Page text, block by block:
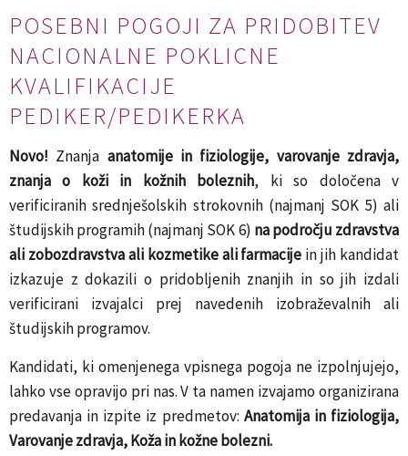
POSEBNI POGOJI ZA PRIDOBITEV
NACIONALNE POKLICNE
KVALIFIKACIJE
PEDIKER/PEDIKERKA
Novo! Znanja anatomije in fiziologije, varovanje zdravja,
znanja o koži in kožnih boleznih, ki so določena v
verificiranih srednješolskih strokovnih (najmanj SOK 5) ali
študijskih programih (najmanj SOK 6) na področju zdravstva
ali zobozdravstva ali kozmetike ali farmacije in jih kandidat
izkazuje z dokazili o pridobljenih znanjih in so jih izdali
verificirani izvajalci prej navedenih izobraževalnih ali
študijskih programov.
Kandidati, ki omenjenega vpisnega pogoja ne izpolnjujejo,
lahko vse opravijo pri nas. V ta namen izvajamo organizirana
predavanja in izpite iz predmetov: Anatomija in fiziologija,
Varovanje zdravja, Koža in kožne bolezni.